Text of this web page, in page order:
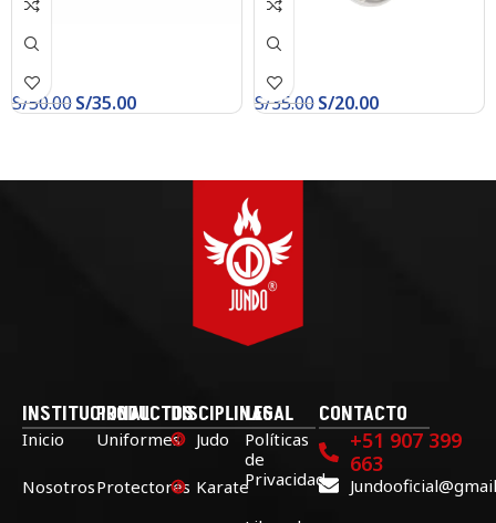
S/50.00S/35.00 S/35.00S/20.00
INSTITUCIONAL
Inicio
Nosotros
PRODUCTOS
Uniformes
Protectores
DISCIPLINAS
Judo
Karate
LEGAL
Políticas
de
Privacidad
CONTACTO
+51 907 399
663